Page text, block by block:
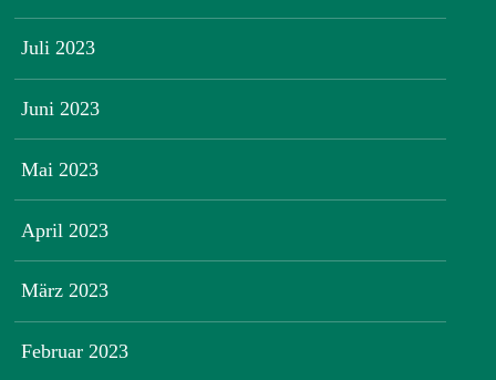
Juli 2023
Juni 2023
Mai 2023
April 2023
März 2023
Februar 2023